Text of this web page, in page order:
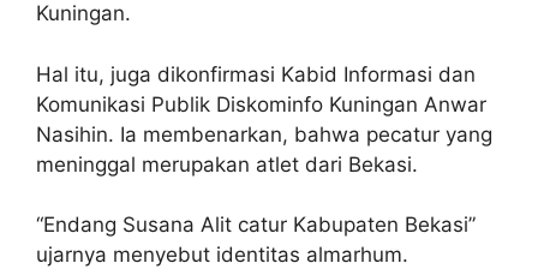
Kuningan.
Hal itu, juga dikonfirmasi Kabid Informasi dan
Komunikasi Publik Diskominfo Kuningan Anwar
Nasihin. Ia membenarkan, bahwa pecatur yang
meninggal merupakan atlet dari Bekasi.
“Endang Susana Alit catur Kabupaten Bekasi”
ujarnya menyebut identitas almarhum.